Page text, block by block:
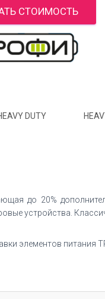
СТОИМОСТЬ
DUTY
до 20%
устройства.
элементов питания